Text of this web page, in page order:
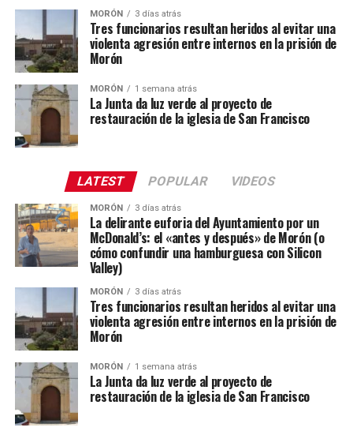
MORÓN 3 días atrás
Tres funcionarios resultan heridos al evitar una
violenta agresión entre internos en la prisión de
Morón
MORÓN 1 semana atrás
La Junta da luz verde al proyecto de
restauración de la iglesia de San Francisco
LATEST POPULAR VIDEOS
MORÓN 3 días atrás
La delirante euforia del Ayuntamiento por un
McDonald’s: el «antes y después» de Morón (o
cómo confundir una hamburguesa con Silicon
Valley)
MORÓN 3 días atrás
Tres funcionarios resultan heridos al evitar una
violenta agresión entre internos en la prisión de
Morón
MORÓN 1 semana atrás
La Junta da luz verde al proyecto de
restauración de la iglesia de San Francisco